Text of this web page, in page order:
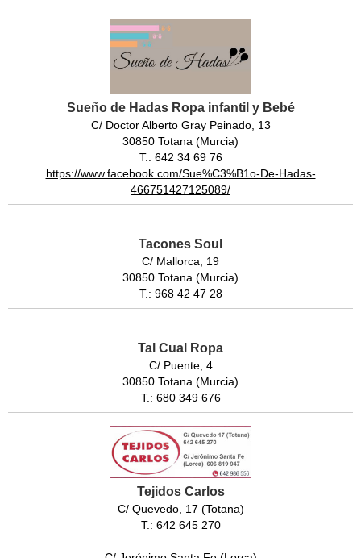
Sueño de Hadas Ropa infantil y Bebé
C/ Doctor Alberto Gray Peinado, 13
30850 Totana (Murcia)
T.: 642 34 69 76
https://www.facebook.com/Sue%C3%B1o-De-Hadas-
466751427125089/
Tacones Soul
C/ Mallorca, 19
30850 Totana (Murcia)
T.: 968 42 47 28
Tal Cual Ropa
C/ Puente, 4
30850 Totana (Murcia)
T.: 680 349 676
Tejidos Carlos
C/ Quevedo, 17 (Totana)
T.: 642 645 270